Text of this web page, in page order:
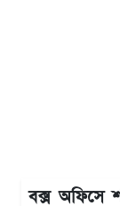
বক্স অফিসে